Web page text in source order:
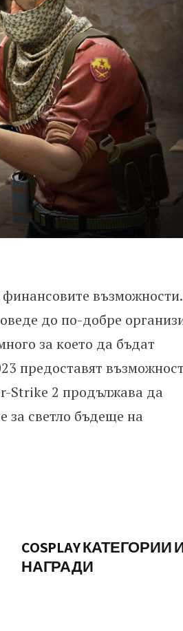
възможности.
до по-добре
за което да бъдат
предоставят
Strike 2 продължава да
за светло бъдеще на
COSPLAY КАТЕГОРИИ
НАГРАДИ